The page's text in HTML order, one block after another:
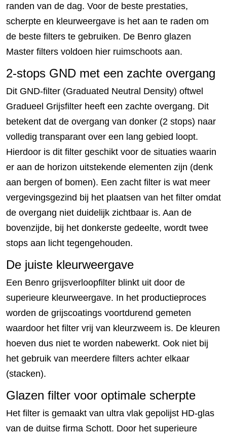
randen van de dag. Voor de beste prestaties,
scherpte en kleurweergave is het aan te raden om
de beste filters te gebruiken. De Benro glazen
Master filters voldoen hier ruimschoots aan.
2-stops GND met een zachte overgang
Dit GND-filter (Graduated Neutral Density) oftwel
Gradueel Grijsfilter heeft een zachte overgang. Dit
betekent dat de overgang van donker (2 stops) naar
volledig transparant over een lang gebied loopt.
Hierdoor is dit filter geschikt voor de situaties waarin
er aan de horizon uitstekende elementen zijn (denk
aan bergen of bomen). Een zacht filter is wat meer
vergevingsgezind bij het plaatsen van het filter omdat
de overgang niet duidelijk zichtbaar is. Aan de
bovenzijde, bij het donkerste gedeelte, wordt twee
stops aan licht tegengehouden.
De juiste kleurweergave
Een Benro grijsverloopfilter blinkt uit door de
superieure kleurweergave. In het productieproces
worden de grijscoatings voortdurend gemeten
waardoor het filter vrij van kleurzweem is. De kleuren
hoeven dus niet te worden nabewerkt. Ook niet bij
het gebruik van meerdere filters achter elkaar
(stacken).
Glazen filter voor optimale scherpte
Het filter is gemaakt van ultra vlak gepolijst HD-glas
van de duitse firma Schott. Door het superieure